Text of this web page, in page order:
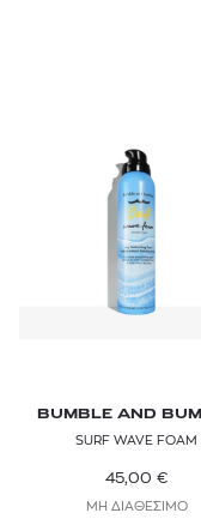
BUMBLE AND
SURF WAVE FOAM
45,00 €
ΜΗ ΔΙΑΘΕΣΙΜΟ